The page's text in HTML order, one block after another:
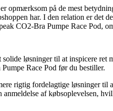
opmærksom på de mest
har. I den relation er det
CO2-Bra Pumpe Race Pod,
løsninger til at inspicere ret
Race Pod før du bestiller.
rigtig fordelagtige løsninger
af købsoplevelsen,